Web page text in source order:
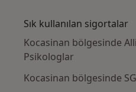
Sık kullanılan sigortalar
Kocasinan bölgesinde
Psikologlar
Kocasinan bölgesinde